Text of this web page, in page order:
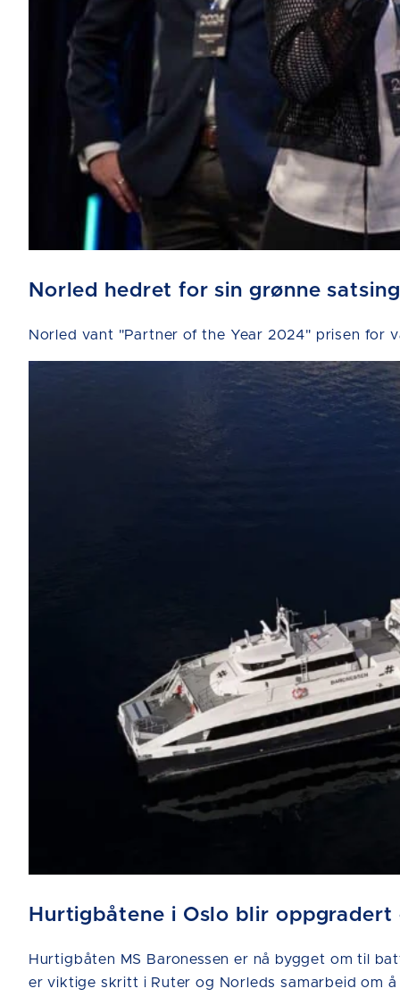
Norled hedret for sin grønne satsing
Norled vant "Partner of the Year 2024" prisen for
Hurtigbåtene i Oslo blir
Hurtigbåten MS Baronessen er nå bygget om til
er viktige skritt i Ruter og Norleds samarbeid om